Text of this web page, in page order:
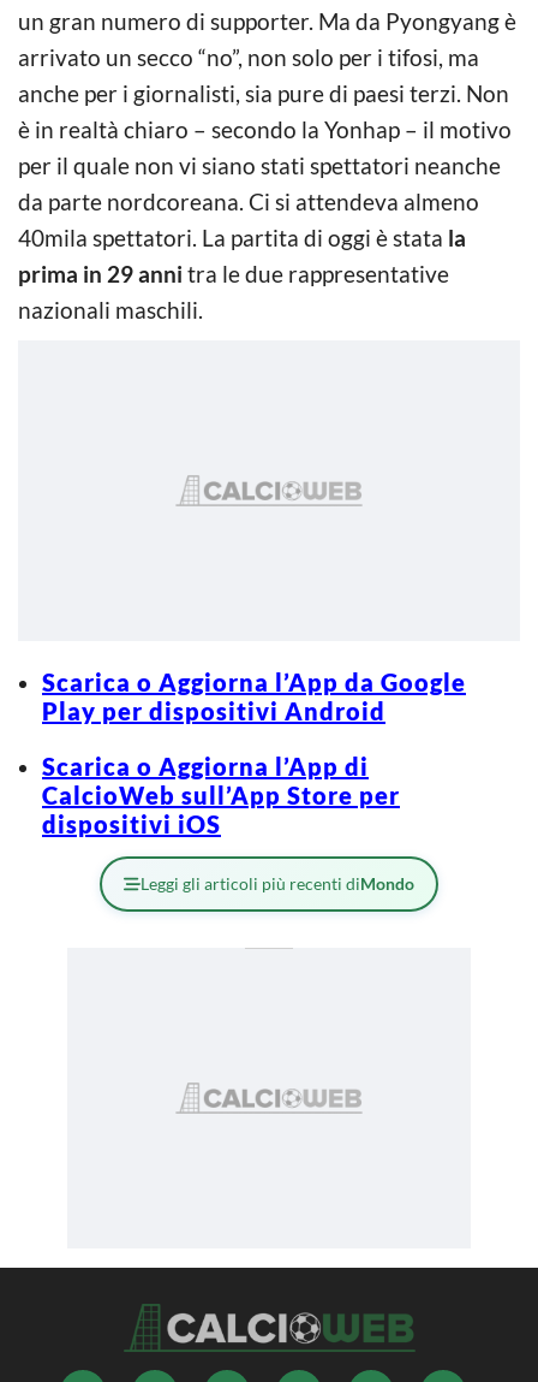
un gran numero di supporter. Ma da Pyongyang è
arrivato un secco “no”, non solo per i tifosi, ma
anche per i giornalisti, sia pure di paesi terzi. Non
è in realtà chiaro – secondo la Yonhap – il motivo
per il quale non vi siano stati spettatori neanche
da parte nordcoreana. Ci si attendeva almeno
40mila spettatori. La partita di oggi è stata la
prima in 29 anni tra le due rappresentative
nazionali maschili.
Scarica o Aggiorna l’App da Google
Play per dispositivi Android
Scarica o Aggiorna l’App di
CalcioWeb sull’App Store per
dispositivi iOS
Leggi gli articoli più recenti diMondo